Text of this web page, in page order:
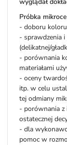
Próbka
- doboru
- sprawdzenia i
(delikatnej/
- porównania
materiałami
- oceny
itp. w celu
tej odmiany
- porównania z
ostatecznej
- dla
pomoc w